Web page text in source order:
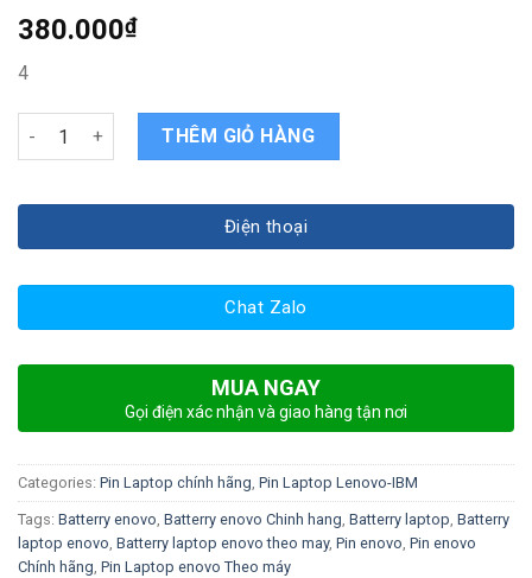
380.000₫
4
Pin Laptop Lenovo Ideapad B460 quantity
THÊM GIỎ HÀNG
Điện thoại
Chat Zalo
MUA NGAY
Gọi điện xác nhận và giao hàng tận nơi
Categories: Pin Laptop chính hãng, Pin Laptop Lenovo-IBM
Tags: Batterry enovo, Batterry enovo Chinh hang, Batterry laptop, Batterry
laptop enovo, Batterry laptop enovo theo may, Pin enovo, Pin enovo
Chính hãng, Pin Laptop enovo Theo máy